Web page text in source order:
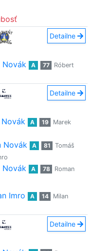
Detailne
Novák A 77
Róbert
Detailne
A 19
Marek
Novák A 81
Tomáš
Novák A 78
Roman
Imro A 14
Milan
Detailne